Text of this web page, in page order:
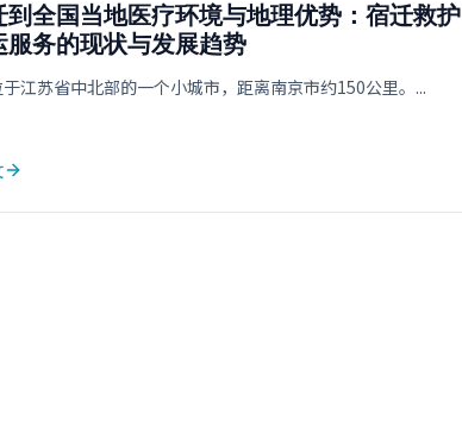
到全国当地医疗环境与地理优势：宿迁救护
服务的现状与发展趋势
江苏省中北部的一个小城市，距离南京市约150公里。...